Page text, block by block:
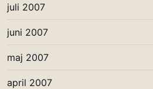
juli 2007
juni 2007
maj 2007
april 2007